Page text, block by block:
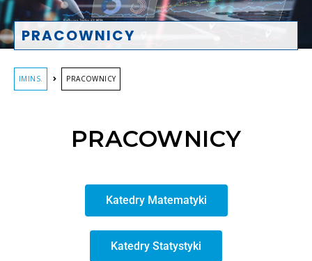
PRACOWNICY
IMINS. PRACOWNICY
PRACOWNICY
Katedry Matematyki
Katedry Statystyki